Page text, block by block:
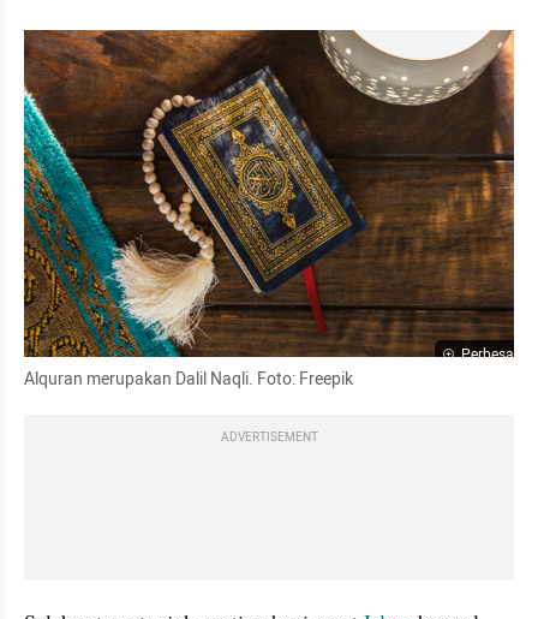
Perbesar
Alquran merupakan Dalil Naqli. Foto: Freepik
ADVERTISEMENT